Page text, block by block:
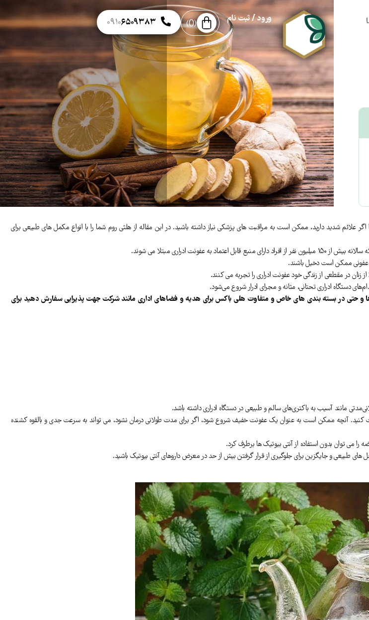
ورود / ثبت نام 0 ۰۹۱۰۶۵۰۹۳۸۳
شدید دارید، ممکن است به مراقبت های پزشکی نیاز داشته باشید. در این مقاله از هلثی روم شما را با انواع مکمل های طبیعی برای
ادراری مبتلا می شوند.
دستگاه ادراری تحتانی، مثانه و مجرای ادرار شروع می‌شود.
و حتی در بسته بندی های خاص و متفاوت هلی باکس برای هدیه و فضاهای اداری مانند شرکت جهت پذیرایی سفارش دهید برای
مانند آسیب به باکتری‌های سالم و طبیعی در دستگاه ادراری داشته باشد.
آنچه ممکن است به عنوان یک عفونت خفیف شروع شود، اگر برای مدت طولانی درمان نشود، می تواند به سرعت جدی و بالقوه کشنده
طبیعی و جایگزین برای جلوگیری از قرار گرفتن بیش از حد در معرض داروهای آنتی بیوتیک باشید.